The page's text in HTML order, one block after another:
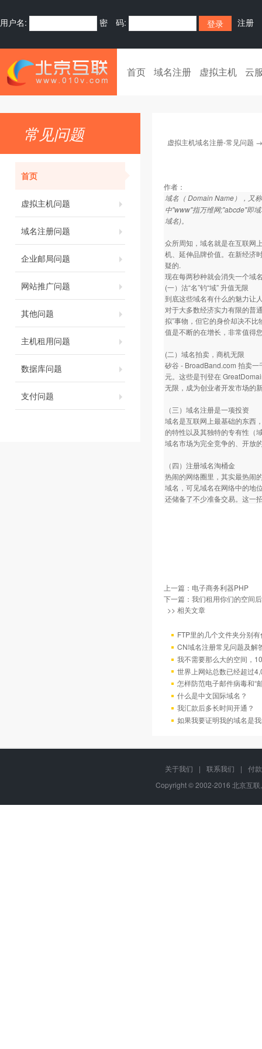
用户名: 密 码: 注册
首页 域名注册 虚拟主机 云
常见问题
首页
虚拟主机问题
域名注册问题
企业邮局问题
网站推广问题
其他问题
主机租用问题
数据库问题
支付问题
虚拟主机域名注册-常见问题
作者：
域名（ Domain Name），又
中"www"指万维网;"abcde"即
域名)。
众所周知，域名就是在互联网
机、延伸品牌价值。在新经济
疑的.
现在每两秒种就会消失一个域
(一）沽“名”钓“域” 升值无限
到底这些域名有什么的魅力让
对于大多数经济实力有限的普
拟”事物，但它的身价却决不
值是不断的在增长，非常值得
(二）域名拍卖，商机无限
矽谷 - BroadBand.com 拍卖
元。这些是刊登在
无限，成为创业者开发市场的
（三）域名注册是一项投资
域名是互联网上最基础的东西
的特性以及其独特的专有性（
域名市场为完全竞争的、开放
（四）注册域名淘桶金
热闹的网络圈里，其实最热闹
域名，可见域名在网络中的地
还储备了不少准备交易。这一
上一篇： 电子商务利器PHP
下一篇： 我们租用你们的空间
>> 相关文章
FTP里的几个文件夹分别
CN域名注册常见问题及解
我不需要那么大的空间，
世界上网站总数已经超过
怎样防范电子邮件病毒和“
什么是中文国际域名？
我汇款后多长时间开通？
如果我要证明我的域名是
关于我们 | 联系我们 |
付
Copyright © 2002-2016 北京互